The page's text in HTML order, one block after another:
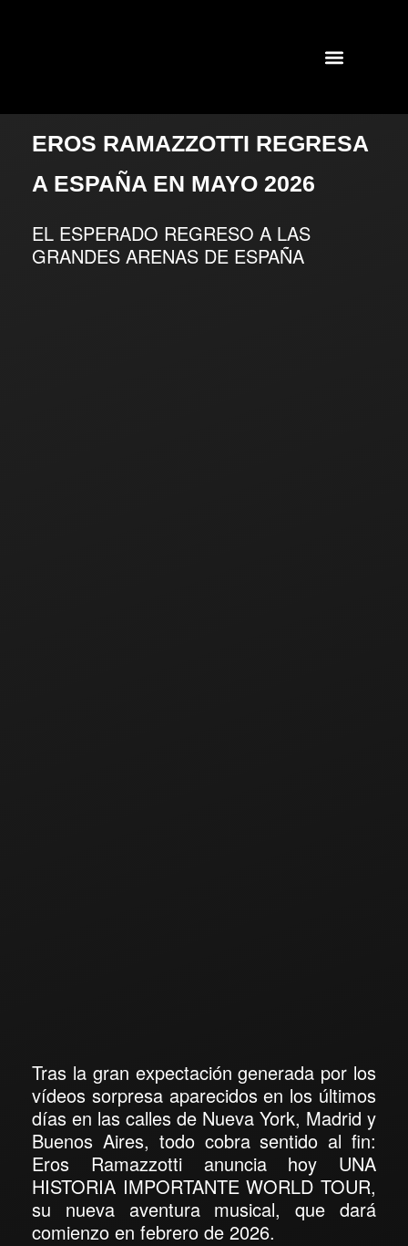
EROS RAMAZZOTTI REGRESA
A ESPAÑA EN MAYO 2026
EL ESPERADO REGRESO A LAS
GRANDES ARENAS DE ESPAÑA
Tras la gran expectación generada por los
vídeos sorpresa aparecidos en los últimos
días en las calles de Nueva York, Madrid y
Buenos Aires, todo cobra sentido al fin:
Eros Ramazzotti anuncia hoy UNA
HISTORIA IMPORTANTE WORLD TOUR,
su nueva aventura musical, que dará
comienzo en febrero de 2026.